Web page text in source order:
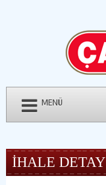
MENÜ
İHALE DETAY